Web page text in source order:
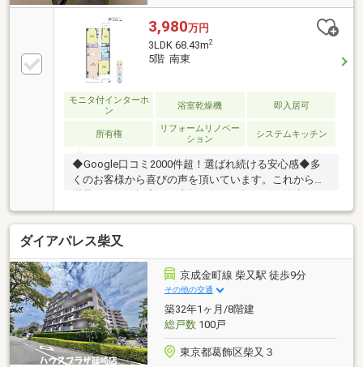
3,980万円
3LDK 68.43m2
5階 南東
モニタ付インターホ
ン
浴室乾燥機 即入居可
所有権
リフォームリノベー
ション
システムキッチン
◆Google口コミ2000件超！選ばれ続ける安心感◆多
くのお客様から喜びの声を頂いています。これからも
す。◆購入はゴールではなく幸せな未来へのスタート
◆住み始めてからの不安や悩みも、TOHO HOUSE
CLUBが将来サポート。お客様一人ひとりの安心を守る
ため、いつもずっと人生に寄り添い、豊かな未来を支
え続けます。◆ローン相談大歓迎！頭金0円からの購
入も可能◆将来のライフイベントを見据え、無理のな
い資金計画をプロがアドバイス。お問合せは【資料請
求】又は【フリーダイヤル】へお気軽にお問い合わせ
ください。
ダイアパレス柴又
京成金町線 柴又駅 徒歩9分
その他の交通
築32年1ヶ月/8階建
総戸数100戸
東京都葛飾区柴又３